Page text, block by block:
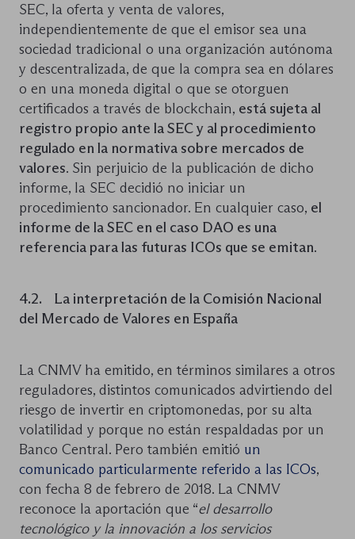
SEC, la oferta y venta de valores,
independientemente de que el emisor sea una
sociedad tradicional o una organización autónoma
y descentralizada, de que la compra sea en dólares
o en una moneda digital o que se otorguen
certificados a través de blockchain, está sujeta al
registro propio ante la SEC y al procedimiento
regulado en la normativa sobre mercados de
valores. Sin perjuicio de la publicación de dicho
informe, la SEC decidió no iniciar un
procedimiento sancionador. En cualquier caso, el
informe de la SEC en el caso DAO es una
referencia para las futuras ICOs que se emitan.
4.2. La interpretación de la Comisión Nacional
del Mercado de Valores en España
La CNMV ha emitido, en términos similares a otros
reguladores, distintos comunicados advirtiendo del
riesgo de invertir en criptomonedas, por su alta
volatilidad y porque no están respaldadas por un
Banco Central. Pero también emitió un
comunicado particularmente referido a las ICOs,
con fecha 8 de febrero de 2018. La CNMV
reconoce la aportación que “el desarrollo
tecnológico y la innovación a los servicios